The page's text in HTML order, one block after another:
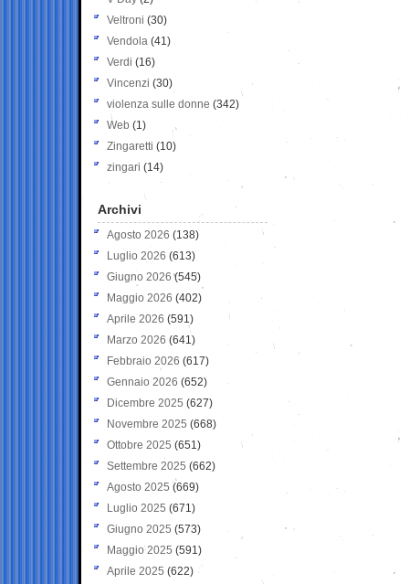
Veltroni (30)
Vendola (41)
Verdi (16)
Vincenzi (30)
violenza sulle donne (342)
Web (1)
Zingaretti (10)
zingari (14)
Archivi
Agosto 2026 (138)
Luglio 2026 (613)
Giugno 2026 (545)
Maggio 2026 (402)
Aprile 2026 (591)
Marzo 2026 (641)
Febbraio 2026 (617)
Gennaio 2026 (652)
Dicembre 2025 (627)
Novembre 2025 (668)
Ottobre 2025 (651)
Settembre 2025 (662)
Agosto 2025 (669)
Luglio 2025 (671)
Giugno 2025 (573)
Maggio 2025 (591)
Aprile 2025 (622)